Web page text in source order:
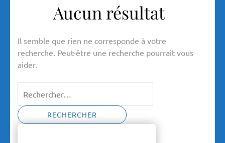
Aucun résultat
Il semble que rien ne corresponde à votre
recherche. Peut-être une recherche pourrait vous
aider.